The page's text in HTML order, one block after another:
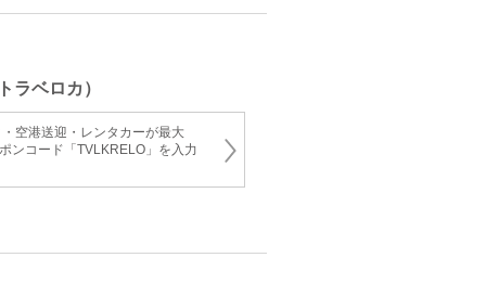
ラベロカ）
空港送迎・レンタカーが最大
ンコード「TVLKRELO」を入力